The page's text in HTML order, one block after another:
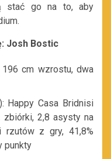
stać go na to, aby
Josh Bostic
cm wzrostu, dwa
Happy Casa Bridnisi
zbiórki, 2,8 asysty na
rzutów z gry, 41,8%
punkty